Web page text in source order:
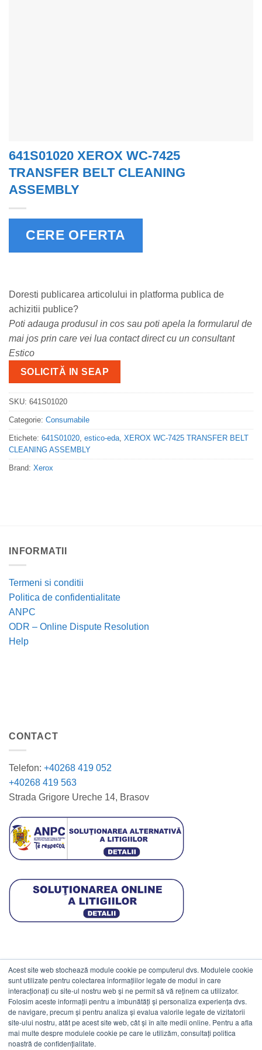
Acest site web stochează module cookie pe computerul dvs. Modulele cookie
sunt utilizate pentru colectarea informațiilor legate de modul în care
interacționați cu site-ul nostru web și ne permit să vă reținem ca utilizator.
Folosim aceste informații pentru a îmbunătăți și personaliza experiența dvs.
de navigare, precum și pentru analiza și evalua valorile legate de vizitatorii
site-ului nostru, atât pe acest site web, cât și în alte medii online. Pentru a afla
mai multe despre modulele cookie pe care le utilizăm, consultați politica
noastră de confidențialitate.
641S01020 XEROX WC-7425
TRANSFER BELT CLEANING
ASSEMBLY
CERE OFERTA
Doresti publicarea articolului in platforma publica de
achizitii publice?
Poti adauga produsul in cos sau poti apela la formularul de
mai jos prin care vei lua contact direct cu un consultant
Estico
SOLICITĂ IN SEAP
SKU: 641S01020
Categorie: Consumabile
Etichete: 641S01020, estico-eda, XEROX WC-7425 TRANSFER BELT
CLEANING ASSEMBLY
Brand: Xerox
INFORMATII
Termeni si conditii
Politica de confidentialitate
ANPC
ODR – Online Dispute Resolution
Help
CONTACT
Telefon: +40268 419 052
+40268 419 563
Strada Grigore Ureche 14, Brasov
DATE COMERCIALE
ESTICO S.R.L.
CIF: RO1094402.
Reg.Com: J08/469/1991.